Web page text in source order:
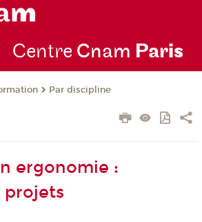
Centre Cnam Paris
Par discipline
ergonomie :
projets